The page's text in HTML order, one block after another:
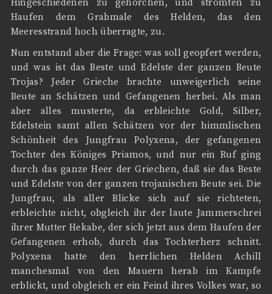
Hingeschiedenen zu gehorchen, und strömten zu
Haufen dem Grabmale des Helden, das den
Meeresstrand hoch überragte, zu.
Nun entstand aber die Frage: was soll geopfert werden,
und was ist das Beste und Edelste der ganzen Beute
Trojas? Jeder Grieche brachte unweigerlich seine
Beute an Schätzen und Gefangenen herbei. Als man
aber alles musterte, da erbleichte Gold, Silber,
Edelstein samt allen Schätzen vor der himmlischen
Schönheit des Jungfrau Polyxena, der gefangenen
Tochter des Königes Priamos, und nur ein Ruf ging
durch das ganze Heer der Griechen, daß sie das Beste
und Edelste von der ganzen trojanischen Beute sei. Die
Jungfrau, als aller Blicke sich auf sie richteten,
erbleichte nicht, obgleich ihr der laute Jammerschrei
ihrer Mutter Hekabe, der sich jetzt aus dem Haufen der
Gefangenen erhob, durch das Tochterherz schnitt.
Polyxena hatte den herrlichen Helden Achill
manchesmal von den Mauern herab im Kampfe
erblickt, und obgleich er ein Feind ihres Volkes war, so